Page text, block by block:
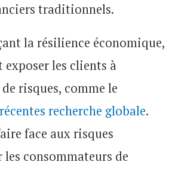
traditionnels.
la résilience économique,
exposer les clients à
risques, comme le
récentes recherche globale.
face aux risques
consommateurs de